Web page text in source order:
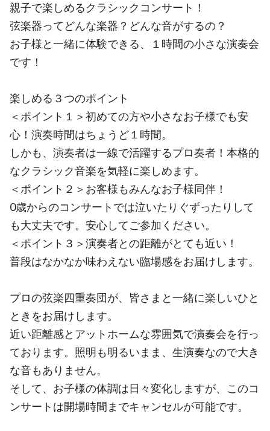
親子で楽しめるクラシックコンサート！
弦楽器ってどんな楽器？どんな音がするの？
お子様と一緒に体験できる、１時間の小さな演奏会
です！
楽しめる３つのポイント
＜ポイント１＞初めての方や小さなお子様でも安
心！演奏時間はちょうど１時間。
しかも、演奏者は一線で活躍するプロ奏者！本格的
なクラシック音楽を気軽に楽しめます。
＜ポイント２＞お客様もみんなお子様同伴！
0歳からのコンサートでは泣いたりぐずったりして
も大丈夫です。安心してご参加ください。
＜ポイント３＞演奏者との距離がとても近い！
普段はなかなか味わえない臨場感をお届けします。
プロの弦楽四重奏団が、皆さまと一緒に楽しいひと
ときをお届けします。
近い距離感とアットホームな雰囲気で演奏会を行っ
ております。照明も明るいまま、生演奏なので大き
な音もありません。
そして、お子様の体調は日々変化しますが、このコ
ンサートは開場時間までキャンセルが可能です。